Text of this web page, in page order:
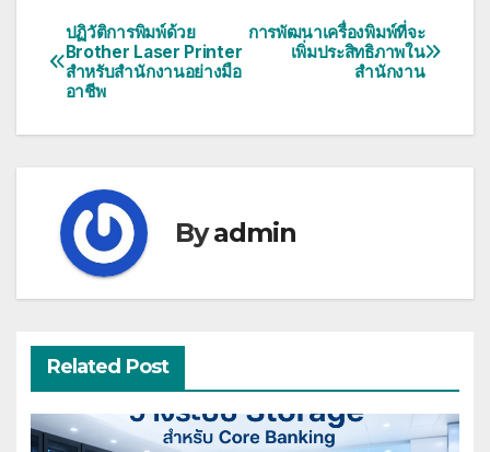
แนะแนว
เรื่อง
การพัฒนาเครื่องพิมพ์ที่จะ
เพิ่มประสิทธิภาพใน
สำนักงาน
ปฏิวัติการพิมพ์ด้วย
Brother Laser Printer
สำหรับสำนักงานอย่างมือ
อาชีพ
Byadmin
Related Post